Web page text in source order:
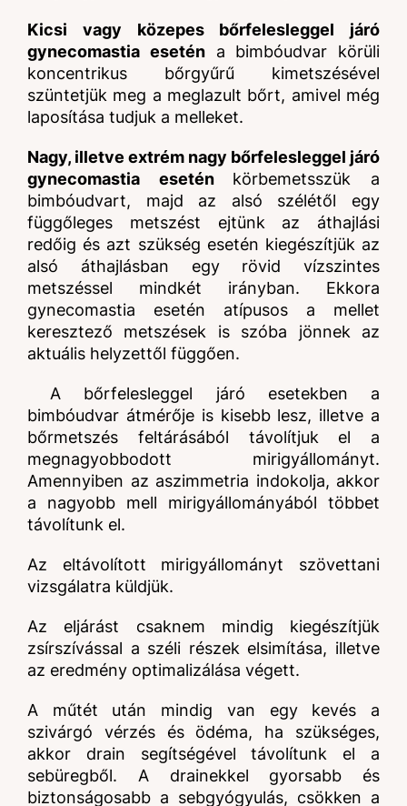
Kicsi vagy közepes bőrfelesleggel járó
gynecomastia eseténa bimbóudvar körüli
koncentrikus bőrgyűrű kimetszésével
szüntetjük meg a meglazult bőrt, amivel még
laposítása tudjuk a melleket.
Nagy, illetve extrém nagy bőrfelesleggel járó
gynecomastia esetén körbemetsszük a
bimbóudvart, majd az alsó szélétől egy
függőleges metszést ejtünk az áthajlási
redőig és azt szükség esetén kiegészítjük az
alsó áthajlásban egy rövid vízszintes
metszéssel mindkét irányban. Ekkora
gynecomastia esetén atípusos a mellet
keresztező metszések is szóba jönnek az
aktuális helyzettől függően.
A bőrfelesleggel járó esetekben a
bimbóudvar átmérője is kisebb lesz, illetve a
bőrmetszés feltárásából távolítjuk el a
megnagyobbodott mirigyállományt.
Amennyiben az aszimmetria indokolja, akkor
a nagyobb mell mirigyállományából többet
távolítunk el.
Az eltávolított mirigyállományt szövettani
vizsgálatra küldjük.
Az eljárást csaknem mindig kiegészítjük
zsírszívással a széli részek elsimítása, illetve
az eredmény optimalizálása végett.
A műtét után mindig van egy kevés a
szivárgó vérzés és ödéma, ha szükséges,
akkor drain segítségével távolítunk el a
sebüregből. A drainekkel gyorsabb és
biztonságosabb a sebgyógyulás, csökken a